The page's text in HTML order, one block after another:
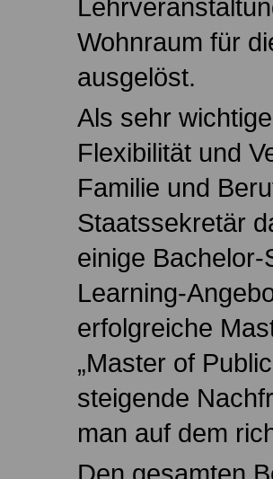
Wohnraum für
ausgelöst.
Als sehr
Flexibilität und
Familie und
Staatssekretär
einige
Learning-
erfolgreiche
„Master of
steigende
man auf dem